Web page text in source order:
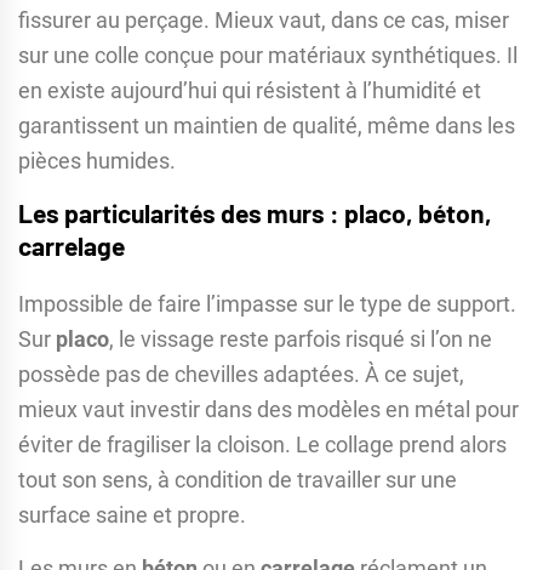
fissurer au perçage. Mieux vaut, dans ce cas, miser
sur une colle conçue pour matériaux synthétiques. Il
en existe aujourd’hui qui résistent à l’humidité et
garantissent un maintien de qualité, même dans les
pièces humides.
Les particularités des murs : placo, béton,
carrelage
Impossible de faire l’impasse sur le type de support.
Sur placo, le vissage reste parfois risqué si l’on ne
possède pas de chevilles adaptées. À ce sujet,
mieux vaut investir dans des modèles en métal pour
éviter de fragiliser la cloison. Le collage prend alors
tout son sens, à condition de travailler sur une
surface saine et propre.